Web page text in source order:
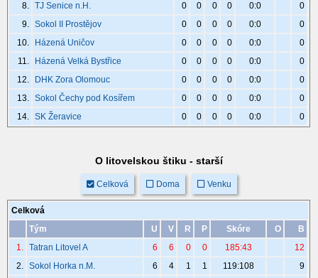
8.
TJ Senice n.H. 0 0 0 0 0:0
0
9.
Sokol II Prostějov 0 0 0 0 0:0
0
10.
Házená Uničov 0 0 0 0 0:0
0
11.
Házená Velká Bystřice 0 0 0 0 0:0
0
12.
DHK Zora Olomouc 0 0 0 0 0:0
0
13.
Sokol Čechy pod Kosířem 0 0 0 0 0:0
0
14.
SK Žeravice 0 0 0 0 0:0 0
O litovelskou štiku - starší
Celková Doma Venku
Celková
Tým
U V R P Skóre O
B
1.
Tatran Litovel A 6 6 0 0 185:43
12
2.
Sokol Horka n.M. 6 4 1 1 119:108
9